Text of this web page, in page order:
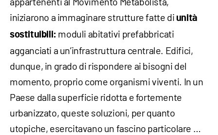
iniziarono a immaginare strutture fatte di unità
sostituibili: moduli abitativi prefabbricati
agganciati a un’infrastruttura centrale. Edifici,
dunque, in grado di rispondere ai bisogni del
momento, proprio come organismi viventi. In un
Paese dalla superficie ridotta e fortemente
urbanizzato, queste soluzioni, per quanto
utopiche, esercitavano un fascino particolare …